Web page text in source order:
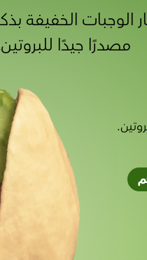
مصدرًا جيدًا